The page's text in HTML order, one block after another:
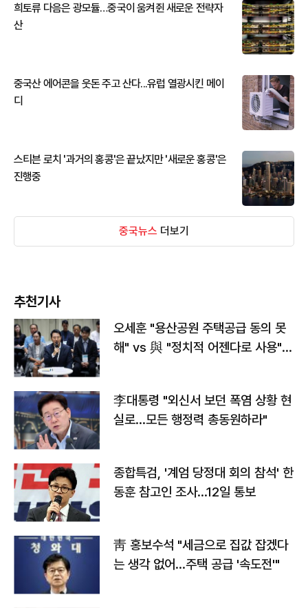
희토류 다음은 광모듈…중국이 움켜쥔 새로운 전략자
산
중국산 에어콘을 웃돈 주고 산다...유럽 열광시킨 메이
디
스티븐 로치 '과거의 홍콩'은 끝났지만 '새로운 홍콩'은
진행중
중국뉴스 더보기
추천기사
오세훈 "용산공원 주택공급 동의 못
해" vs 與 "정치적 어젠다로 사용"
李대통령 "외신서 보던 폭염 상황 현
실로…모든 행정력 총동원하라"
종합특검, '계엄 당정대 회의 참석' 한
동훈 참고인 조사...12일 통보
靑 홍보수석 "세금으로 집값 잡겠다
는 생각 없어…주택 공급 '속도전'"